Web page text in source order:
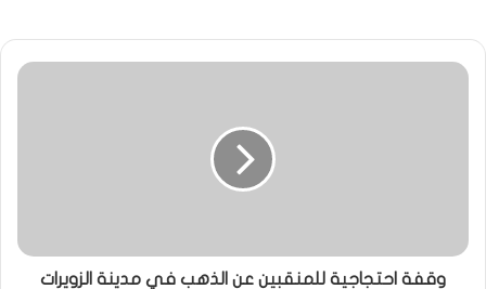
وقفة احتجاجية للمنقبين عن الذهب في مدينة الزويرات